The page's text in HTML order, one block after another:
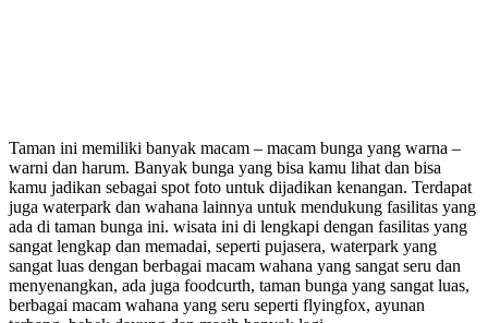
Taman ini memiliki banyak macam – macam bunga yang warna –
warni dan harum. Banyak bunga yang bisa kamu lihat dan bisa
kamu jadikan sebagai spot foto untuk dijadikan kenangan. Terdapat
juga waterpark dan wahana lainnya untuk mendukung fasilitas yang
ada di taman bunga ini. wisata ini di lengkapi dengan fasilitas yang
sangat lengkap dan memadai, seperti pujasera, waterpark yang
sangat luas dengan berbagai macam wahana yang sangat seru dan
menyenangkan, ada juga foodcurth, taman bunga yang sangat luas,
berbagai macam wahana yang seru seperti flyingfox, ayunan